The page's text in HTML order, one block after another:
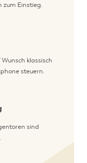
zum Einstieg.
klassisch
steuern.
sind